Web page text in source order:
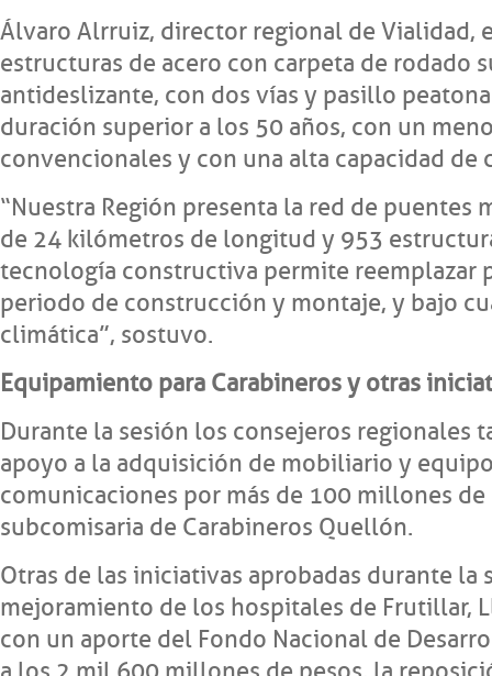
Álvaro Alrruiz, director regional de Vialidad,
estructuras de acero con carpeta de rodado
antideslizante, con dos vías y pasillo
duración superior a los 50 años, con un
convencionales y con una alta capacidad de
“Nuestra Región presenta la red de puentes
de 24 kilómetros de longitud y 953
tecnología constructiva permite reemplazar
periodo de construcción y montaje, y bajo
climática”, sostuvo.
Equipamiento para Carabineros y otras
Durante la sesión los consejeros regionales
apoyo a la adquisición de mobiliario y
comunicaciones por más de 100 millones de
subcomisaria de Carabineros Quellón.
Otras de las iniciativas aprobadas durante la
mejoramiento de los hospitales de Frutillar,
con un aporte del Fondo Nacional de